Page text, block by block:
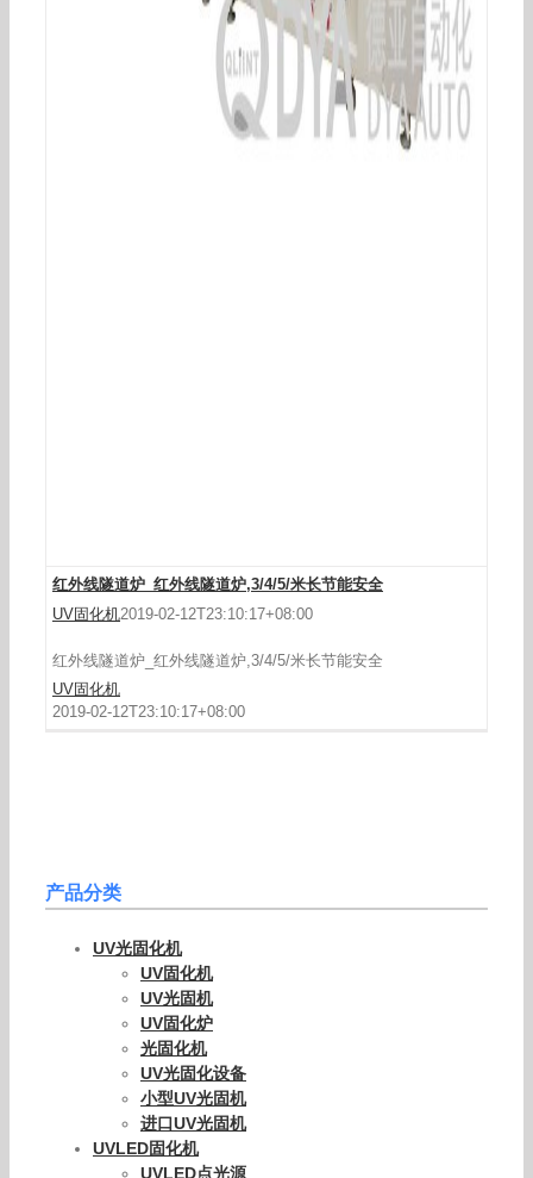
红外线隧道炉_红外线隧道炉,3/4/5/米长节能安全
UV固化机2019-02-12T23:10:17+08:00
红外线隧道炉_红外线隧道炉,3/4/5/米长节能安全
UV固化机
2019-02-12T23:10:17+08:00
产品分类
UV光固化机
UV固化机
UV光固机
UV固化炉
光固化机
UV光固化设备
小型UV光固机
进口UV光固机
UVLED固化机
UVLED点光源